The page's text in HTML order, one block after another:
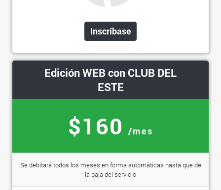
Inscríbase
Edición WEB con CLUB DEL
ESTE
$160 /mes
Se debitará todos los meses en forma automáticas hasta que de
la baja del servicio